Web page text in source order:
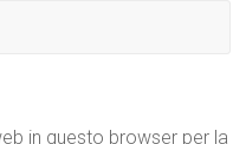
in questo browser per la